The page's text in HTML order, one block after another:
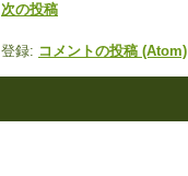
次の投稿
登録: コメントの投稿 (Atom)